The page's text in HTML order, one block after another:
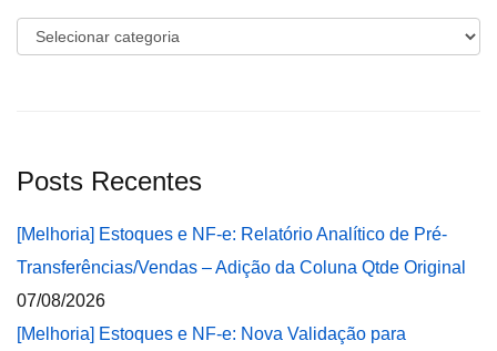
Categorias
Posts Recentes
[Melhoria] Estoques e NF-e: Relatório Analítico de Pré-
Transferências/Vendas – Adição da Coluna Qtde Original
07/08/2026
[Melhoria] Estoques e NF-e: Nova Validação para